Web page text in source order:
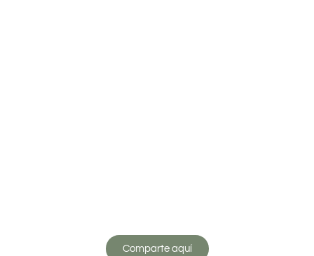
Comparte aquí